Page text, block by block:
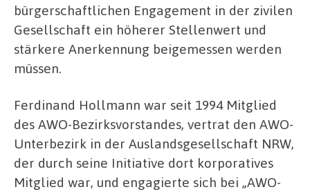
bürgerschaftlichen Engagement in der zivilen
Gesellschaft ein höherer Stellenwert und
stärkere Anerkennung beigemessen werden
müssen.
Ferdinand Hollmann war seit 1994 Mitglied
des AWO-Bezirksvorstandes, vertrat den AWO-
Unterbezirk in der Auslandsgesellschaft NRW,
der durch seine Initiative dort korporatives
Mitglied war, und engagierte sich bei „AWO-